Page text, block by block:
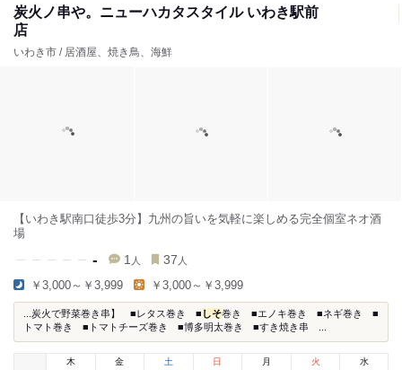
炭火ノ串や。ニューハカタスタイル いわき駅前
店
いわき市 / 居酒屋、焼き鳥、海鮮
【いわき駅南口徒歩3分】九州の旨いを気軽に楽しめる完全個室ネオ酒
場
- 1 人 37 人
￥3,000～￥3,999 ￥3,000～￥3,999
...炭火で野菜巻き串】 ■レタス巻き ■ しそ巻き ■エノキ巻き ■ネギ巻き ■
トマト巻き ■トマトチーズ巻き ■博多明太巻き ■すき焼き串 ...
木 金 土 日 月 火 水